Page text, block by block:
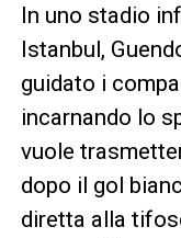
In uno stadio
Istanbul,
guidato i
incarnando lo
vuole
dopo il gol
diretta alla